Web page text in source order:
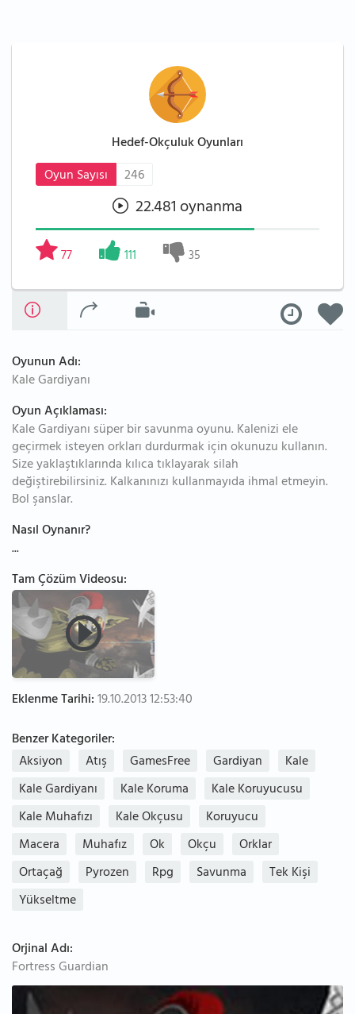
Hedef-Okçuluk Oyunları
Oyun Sayısı
246
22.481 oynanma
77 111 35
Oyunun Adı:
Kale Gardiyanı
Oyun Açıklaması:
Kale Gardiyanı süper bir savunma oyunu. Kalenizi ele
geçirmek isteyen orkları durdurmak için okunuzu kullanın.
Size yaklaştıklarında kılıca tıklayarak silah
değiştirebilirsiniz. Kalkanınızı kullanmayıda ihmal etmeyin.
Bol şanslar.
Nasıl Oynanır?
...
Tam Çözüm Videosu:
Eklenme Tarihi:19.10.2013 12:53:40
Benzer Kategoriler:
Aksiyon
Atış GamesFree Gardiyan
Kale
Kale Gardiyanı
Kale Koruma
Kale Koruyucusu
Kale Muhafızı
Kale Okçusu
Koruyucu
Macera
Muhafız Ok Okçu
Orklar
Ortaçağ
Pyrozen Rpg Savunma
Tek Kişi
Yükseltme
Orjinal Adı:
Fortress Guardian